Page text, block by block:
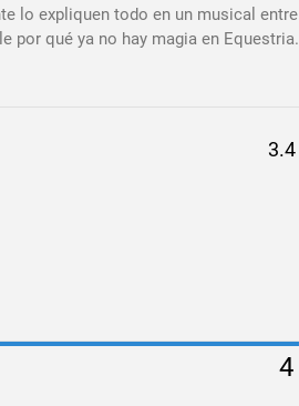
lo expliquen todo en un musical entre
por qué ya no hay magia en Equestria.